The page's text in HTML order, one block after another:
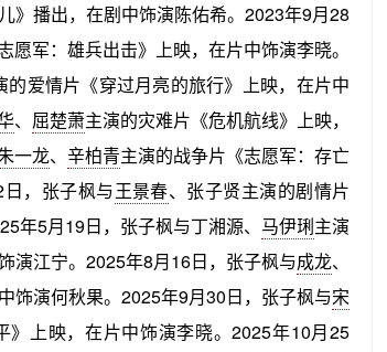
》播出，在剧中饰演陈佑希。2023年9月28
愿军：雄兵出击》上映，在片中饰演李晓。
的爱情片《穿过月亮的旅行》上映，在片中
、 屈楚萧主演的灾难片《危机航线》上映，
一龙、 辛柏青主演的战争片《志愿军：存亡
，张子枫与王景春、张子贤主演的剧情片
年5月19日，张子枫与丁湘源、 马伊琍主演
演江宁。2025年8月16日，张子枫与成龙、
饰演何秋果。2025年9月30日，张子枫与宋
》上映，在片中饰演李晓。2025年10月25